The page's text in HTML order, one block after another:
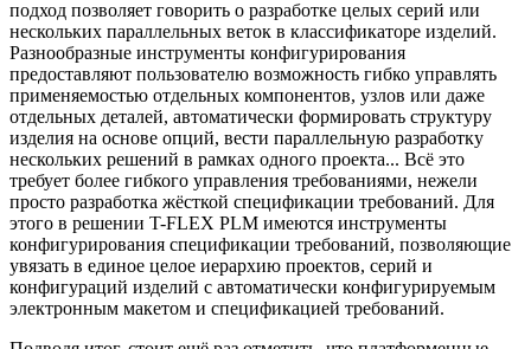
подход позволяет говорить о разработке целых серий или
нескольких параллельных веток в классификаторе изделий.
Разнообразные инструменты конфигурирования
предоставляют пользователю возможность гибко управлять
применяемостью отдельных компонентов, узлов или даже
отдельных деталей, автоматически формировать структуру
изделия на основе опций, вести параллельную разработку
нескольких решений в рамках одного проекта... Всё это
требует более гибкого управления требованиями, нежели
просто разработка жёсткой спецификации требований. Для
этого в решении T-FLEX PLM имеются инструменты
конфигурирования спецификации требований, позволяющие
увязать в единое целое иерархию проектов, серий и
конфигураций изделий с автоматически конфигурируемым
электронным макетом и спецификацией требований.